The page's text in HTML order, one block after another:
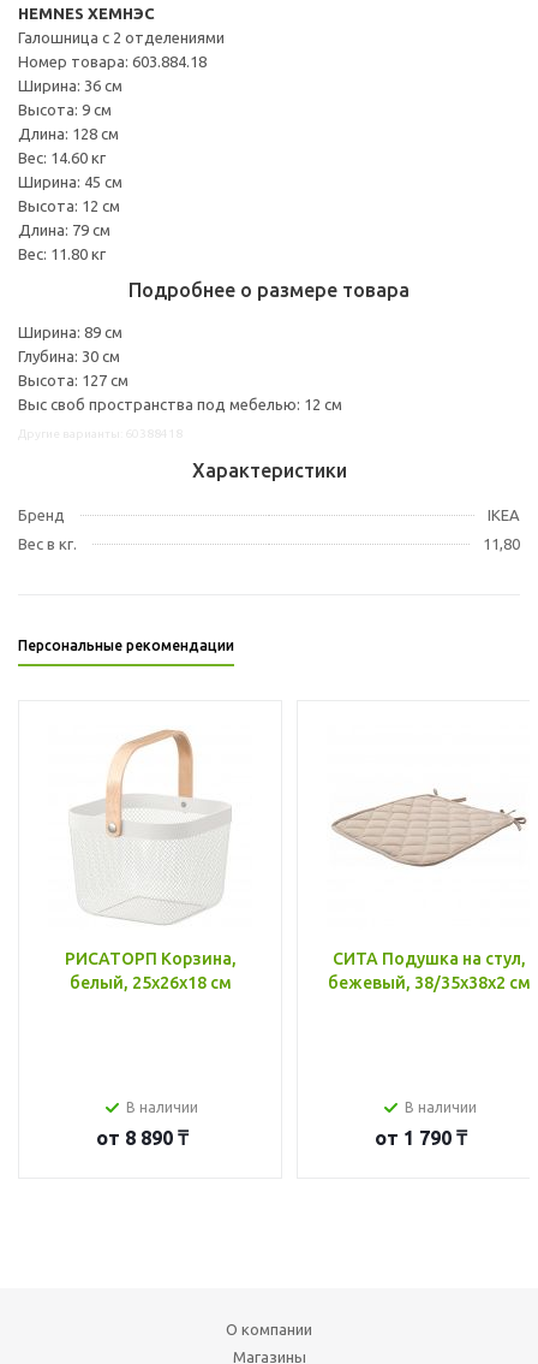
HEMNES ХЕМНЭС
Галошница с 2 отделениями
Номер товара: 603.884.18
Ширина: 36 см
Высота: 9 см
Длина: 128 см
Вес: 14.60 кг
Ширина: 45 см
Высота: 12 см
Длина: 79 см
Вес: 11.80 кг
Подробнее о размере товара
Ширина: 89 см
Глубина: 30 см
Высота: 127 см
Выс своб пространства под мебелью: 12 см
Характеристики
Бренд
IKEA
Вес в кг.
11,80
Персональные рекомендации
РИСАТОРП Корзина,
белый, 25x26x18 см
В наличии
от 8 890 ₸
СИТА Подушка на стул,
бежевый, 38/35x38x2 см
В наличии
от 1 790 ₸
О компании
Магазины